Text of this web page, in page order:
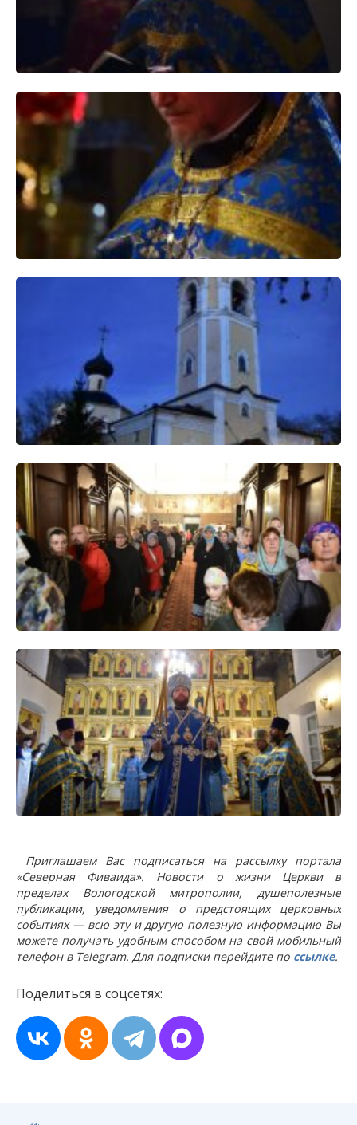
Приглашаем Вас подписаться на рассылку портала
«Северная Фиваида». Новости о жизни Церкви в
пределах Вологодской митрополии, душеполезные
публикации, уведомления о предстоящих церковных
событиях — всю эту и другую полезную информацию Вы
можете получать удобным способом на свой мобильный
телефон в Telegram. Для подписки перейдите по ссылке.
Поделиться в соцсетях: